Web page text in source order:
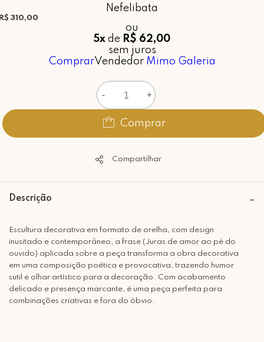
Nefelibata
310,00
ou
5x de R$ 62,00
sem juros
ComprarVendedor Mimo Galeria
- +
Comprar
Compartilhar
Descrição
Escultura decorativa em formato de orelha, com design
inusitado e contemporâneo, a frase (Juras de amor ao pé do
ouvido) aplicada sobre a peça transforma a obra decorativa
em uma composição poética e provocativa, trazendo humor
sutil e olhar artístico para a decoração. Com acabamento
delicado e presença marcante, é uma peça perfeita para
combinações criativas e fora do óbvio.